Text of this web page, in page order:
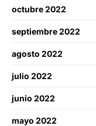
octubre 2022
septiembre 2022
agosto 2022
julio 2022
junio 2022
mayo 2022